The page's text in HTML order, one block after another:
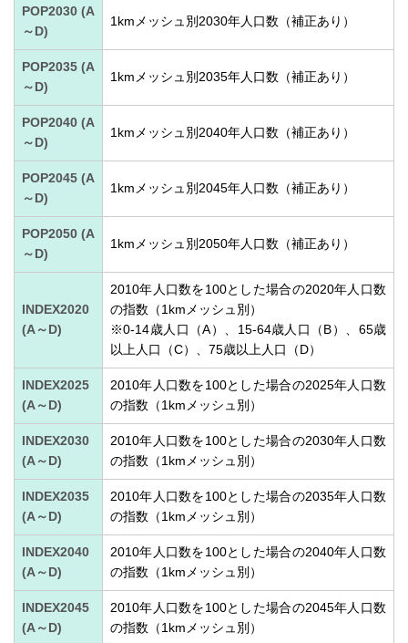
POP2030 (A
～D)
1kmメッシュ別2030年人口数（補正あり）
POP2035 (A
～D)
1kmメッシュ別2035年人口数（補正あり）
POP2040 (A
～D)
1kmメッシュ別2040年人口数（補正あり）
POP2045 (A
～D)
1kmメッシュ別2045年人口数（補正あり）
POP2050 (A
～D)
1kmメッシュ別2050年人口数（補正あり）
INDEX2020
(A～D)
2010年人口数を100とした場合の2020年人口数
の指数（1kmメッシュ別）
※0-14歳人口（A）、15-64歳人口（B）、65歳
以上人口（C）、75歳以上人口（D）
INDEX2025
(A～D)
2010年人口数を100とした場合の2025年人口数
の指数（1kmメッシュ別）
INDEX2030
(A～D)
2010年人口数を100とした場合の2030年人口数
の指数（1kmメッシュ別）
INDEX2035
(A～D)
2010年人口数を100とした場合の2035年人口数
の指数（1kmメッシュ別）
INDEX2040
(A～D)
2010年人口数を100とした場合の2040年人口数
の指数（1kmメッシュ別）
INDEX2045
(A～D)
2010年人口数を100とした場合の2045年人口数
の指数（1kmメッシュ別）